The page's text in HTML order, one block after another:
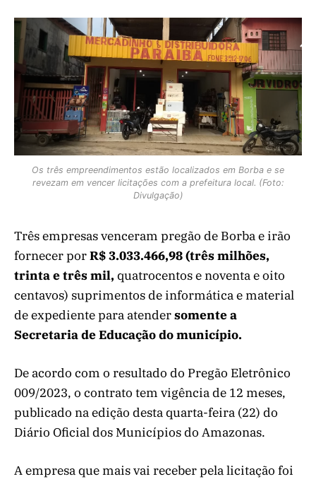
Os três empreendimentos estão localizados em Borba e se
revezam em vencer licitações com a prefeitura local. (Foto:
Divulgação)
Três empresas venceram pregão de Borba e irão
fornecer porR$ 3.033.466,98 (três milhões,
trinta e três mil, quatrocentos e noventa e oito
centavos) suprimentos de informática e material
de expediente para atendersomente a
Secretaria de Educação do município.
De acordo com o resultado do Pregão Eletrônico
009/2023, o contrato tem vigência de 12 meses,
publicado na edição desta quarta-feira (22) do
Diário Oficial dos Municípios do Amazonas.
A empresa que mais vai receber pela licitação foi